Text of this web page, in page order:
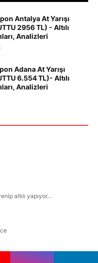
Antalya At Yarışı
2956 TL) - Altılı
Analizleri
Adana At Yarışı
6.554 TL)- Altılı
Analizleri
altılı yapıyor...